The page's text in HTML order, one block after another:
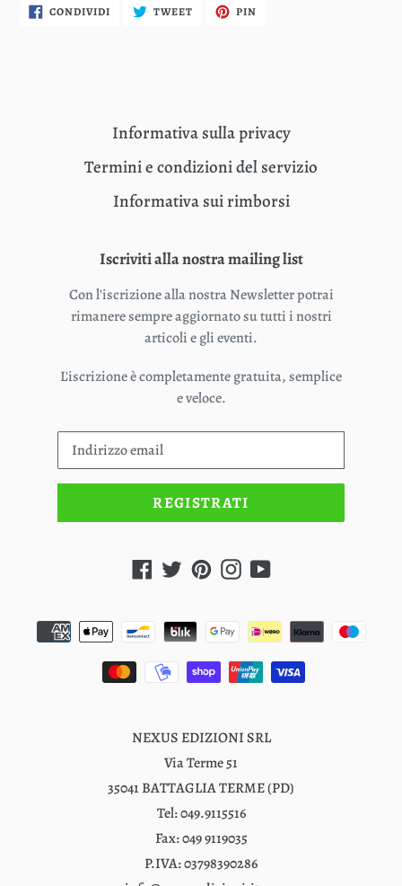
CONDIVIDICONDIVIDI
SU
TWEET TWITTAPIN
Informativa sulla privacy
Termini e condizioni del servizio
Informativa sui rimborsi
Iscriviti alla nostra mailing list
Con l'iscrizione alla nostra Newsletter potrai
rimanere sempre aggiornato su tutti i nostri
articoli e gli eventi.
L'iscrizione è completamente gratuita, semplice
e veloce.
REGISTRATI
Facebook
TwitterPinterestInstagram
YouTube
pagamento
NEXUS EDIZIONI SRL
Via Terme 51
35041 BATTAGLIA TERME (PD)
Tel: 049.9115516
Fax: 049 9119035
P.IVA: 03798390286